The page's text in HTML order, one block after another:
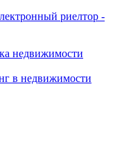
риелтор -
недвижимости
в недвижимости